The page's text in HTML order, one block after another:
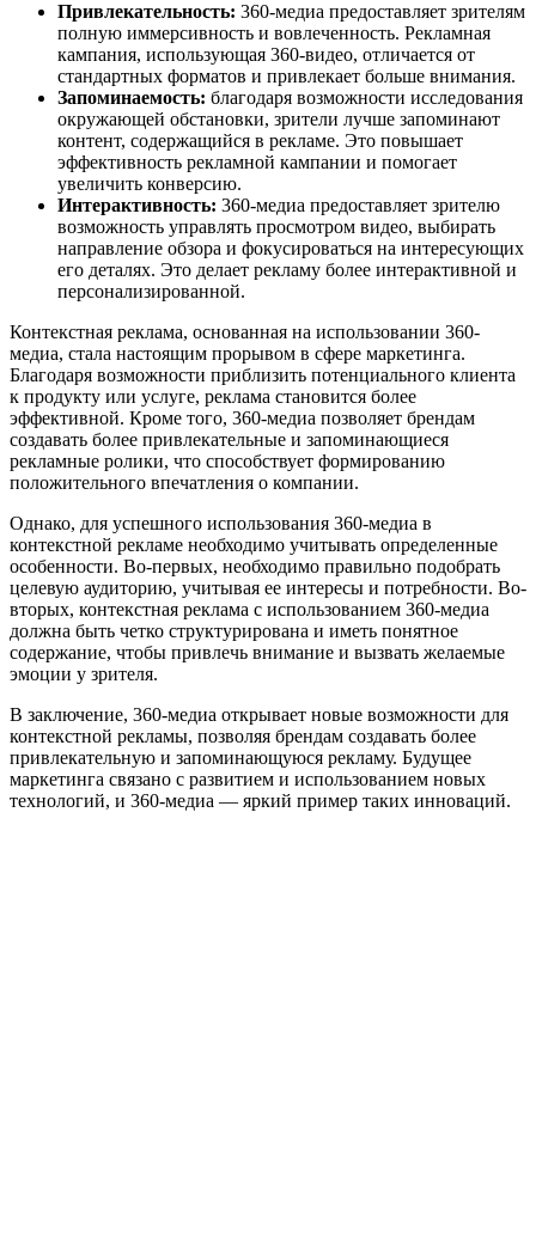
Привлекательность: 360-медиа предоставляет зрителям
полную иммерсивность и вовлеченность. Рекламная
кампания, использующая 360-видео, отличается от
стандартных форматов и привлекает больше внимания.
Запоминаемость: благодаря возможности исследования
окружающей обстановки, зрители лучше запоминают
контент, содержащийся в рекламе. Это повышает
эффективность рекламной кампании и помогает
увеличить конверсию.
Интерактивность: 360-медиа предоставляет зрителю
возможность управлять просмотром видео, выбирать
направление обзора и фокусироваться на интересующих
его деталях. Это делает рекламу более интерактивной и
персонализированной.
Контекстная реклама, основанная на использовании 360-
медиа, стала настоящим прорывом в сфере маркетинга.
Благодаря возможности приблизить потенциального клиента
к продукту или услуге, реклама становится более
эффективной. Кроме того, 360-медиа позволяет брендам
создавать более привлекательные и запоминающиеся
рекламные ролики, что способствует формированию
положительного впечатления о компании.
Однако, для успешного использования 360-медиа в
контекстной рекламе необходимо учитывать определенные
особенности. Во-первых, необходимо правильно подобрать
целевую аудиторию, учитывая ее интересы и потребности. Во-
вторых, контекстная реклама с использованием 360-медиа
должна быть четко структурирована и иметь понятное
содержание, чтобы привлечь внимание и вызвать желаемые
эмоции у зрителя.
В заключение, 360-медиа открывает новые возможности для
контекстной рекламы, позволяя брендам создавать более
привлекательную и запоминающуюся рекламу. Будущее
маркетинга связано с развитием и использованием новых
технологий, и 360-медиа — яркий пример таких инноваций.